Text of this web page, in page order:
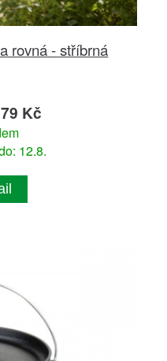
rovná - stříbrná
Kč
12.8.